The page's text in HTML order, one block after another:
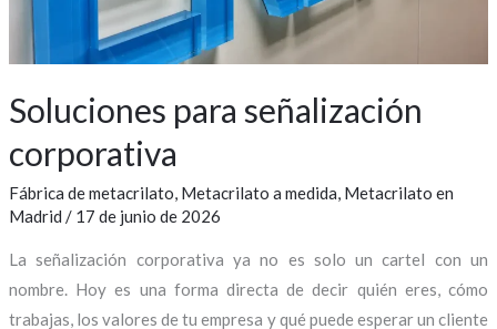
Soluciones para señalización
corporativa
Fábrica de metacrilato, Metacrilato a medida, Metacrilato en
Madrid / 17 de junio de 2026
La señalización corporativa ya no es solo un cartel con un
nombre. Hoy es una forma directa de decir quién eres, cómo
trabajas, los valores de tu empresa y qué puede esperar un cliente